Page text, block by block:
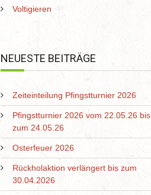
Voltigieren
NEUESTE BEITRÄGE
Zeiteinteilung Pfingstturnier 2026
Pfingstturnier 2026 vom 22.05.26 bis
zum 24.05.26
Osterfeuer 2026
Rückholaktion verlängert bis zum
30.04.2026